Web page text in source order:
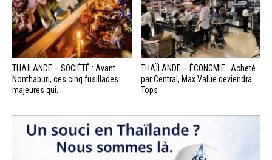
THAÏLANDE – SOCIÉTÉ : Avant
Nonthaburi, ces cinq fusillades
majeures qui...
THAÏLANDE – ÉCONOMIE : Acheté
par Central, Max Value deviendra
Tops